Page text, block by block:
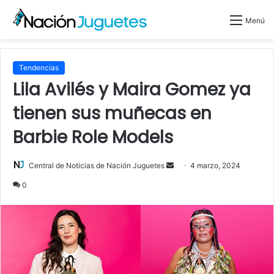
Menú
Tendencias
Lila Avilés y Maira Gomez ya
tienen sus muñecas en
Barbie Role Models
Central de Noticias de Nación Juguetes
e
m
4 marzo, 2024
0